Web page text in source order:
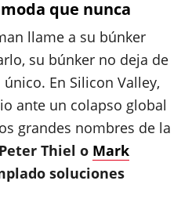
que nunca
llame a su búnker
su búnker no deja de
En Silicon Valley,
ante un colapso global
grandes nombres de la
Peter Thiel o Mark
soluciones